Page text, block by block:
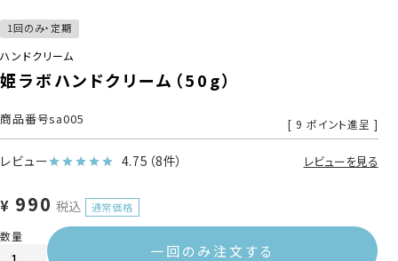
1回のみ・定期
ハンドクリーム
姫ラボハンドクリーム（50g）
商品番号sa005 [ 9 ポイント進呈 ]
レビュー 4.75 （8件） レビューを見る
¥ 990 税込
一回のみ注文する